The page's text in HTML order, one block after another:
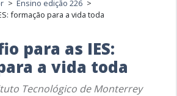
> Ensino edição 226 >
formação para a vida toda
para as IES:
a vida toda
Tecnológico de Monterrey